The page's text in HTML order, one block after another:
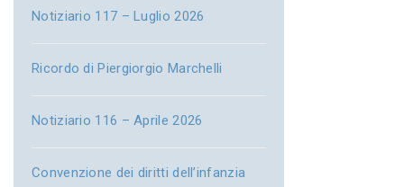
Notiziario 117 – Luglio 2026
Ricordo di Piergiorgio Marchelli
Notiziario 116 – Aprile 2026
Convenzione dei diritti dell’infanzia